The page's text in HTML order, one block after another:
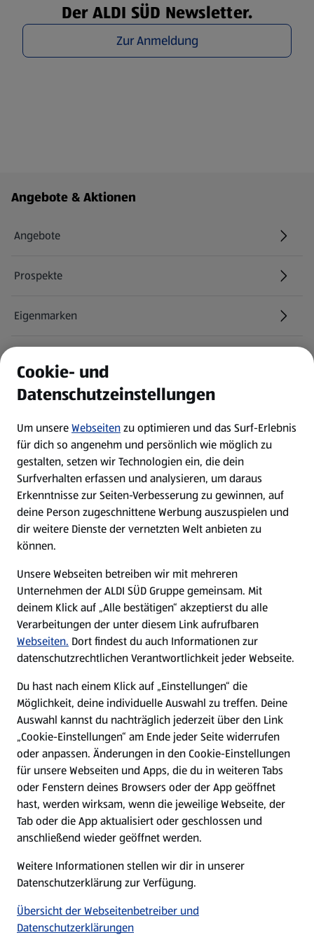
Der ALDI SÜD Newsletter.
Zur Anmeldung
Fußzeilenmenü - weitere Links
Angebote & Aktionen
Angebote
Prospekte
Eigenmarken
Newsletter
WhatsApp
Über ALDI SÜD
Filialen
Nachhaltigkeit
Karriere
Presse
Hilfe & Kontakt
(öffnet in einem neuen Tab)
Unternehmen
Folge uns hier:
Cookie- und
Datenschutzeinstellungen
Um unsereWebseitenzu optimieren und das Surf-Erlebnis
für dich so angenehm und persönlich wie möglich zu
gestalten, setzen wir Technologien ein, die dein
Surfverhalten erfassen und analysieren, um daraus
Erkenntnisse zur Seiten-Verbesserung zu gewinnen, auf
deine Person zugeschnittene Werbung auszuspielen und
dir weitere Dienste der vernetzten Welt anbieten zu
können.
Unsere Webseiten betreiben wir mit mehreren
Unternehmen der ALDI SÜD Gruppe gemeinsam. Mit
deinem Klick auf „Alle bestätigen“ akzeptierst du alle
Verarbeitungen der unter diesem Link aufrufbaren
Webseiten. Dort findest du auch Informationen zur
datenschutzrechtlichen Verantwortlichkeit jeder Webseite.
Du hast nach einem Klick auf „Einstellungen“ die
Möglichkeit, deine individuelle Auswahl zu treffen. Deine
Auswahl kannst du nachträglich jederzeit über den Link
„Cookie-Einstellungen“ am Ende jeder Seite widerrufen
oder anpassen. Änderungen in den Cookie-Einstellungen
für unsere Webseiten und Apps, die du in weiteren Tabs
oder Fenstern deines Browsers oder der App geöffnet
hast, werden wirksam, wenn die jeweilige Webseite, der
Tab oder die App aktualisiert oder geschlossen und
anschließend wieder geöffnet werden.
Weitere Informationen stellen wir dir in unserer
Datenschutzerklärung zur Verfügung.
Übersicht der Webseitenbetreiber und
Datenschutzerklärungen